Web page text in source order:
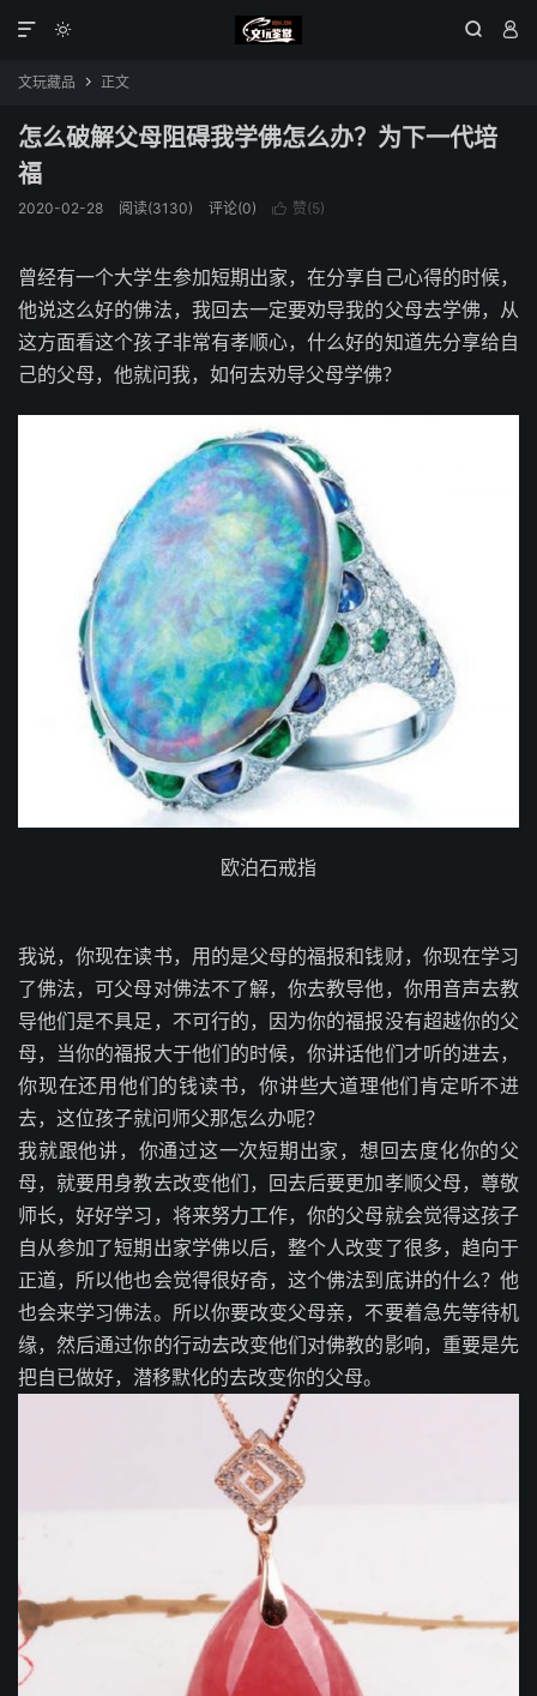
  

文玩藏品  正文
怎么破解父母阻碍我学佛怎么办？为下一代培
福
2020-02-28 阅读(3130) 评论(0)  赞(5)
曾经有一个大学生参加短期出家，在分享自己心得的时候，
他说这么好的佛法，我回去一定要劝导我的父母去学佛，从
这方面看这个孩子非常有孝顺心，什么好的知道先分享给自
己的父母，他就问我，如何去劝导父母学佛？
欧泊石戒指
我说，你现在读书，用的是父母的福报和钱财，你现在学习
了佛法，可父母对佛法不了解，你去教导他，你用音声去教
导他们是不具足，不可行的，因为你的福报没有超越你的父
母，当你的福报大于他们的时候，你讲话他们才听的进去，
你现在还用他们的钱读书，你讲些大道理他们肯定听不进
去，这位孩子就问师父那怎么办呢？
我就跟他讲，你通过这一次短期出家，想回去度化你的父
母，就要用身教去改变他们，回去后要更加孝顺父母，尊敬
师长，好好学习，将来努力工作，你的父母就会觉得这孩子
自从参加了短期出家学佛以后，整个人改变了很多，趋向于
正道，所以他也会觉得很好奇，这个佛法到底讲的什么？他
也会来学习佛法。所以你要改变父母亲，不要着急先等待机
缘，然后通过你的行动去改变他们对佛教的影响，重要是先
把自已做好，潜移默化的去改变你的父母。